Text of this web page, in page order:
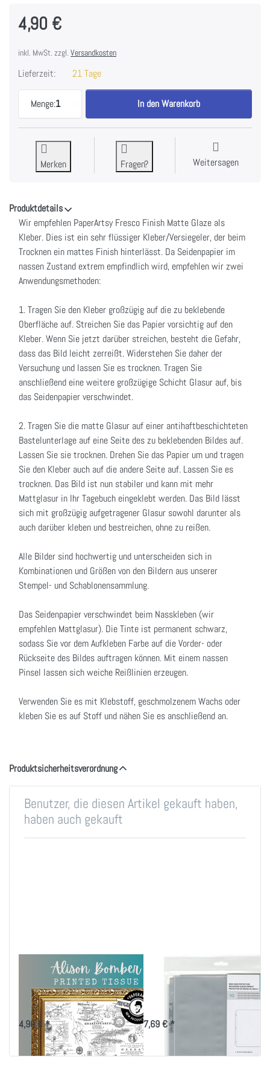
4,90 €
inkl. MwSt. zzgl. Versandkosten
Lieferzeit: 21 Tage
Menge:1
PaperArtsy Printed Tissue - Script zu 4,90 €,
In den Warenkorb
Merken Fragen? Weitersagen
Produktdetails
Wir empfehlen PaperArtsy Fresco Finish Matte Glaze als
Kleber. Dies ist ein sehr flüssiger Kleber/Versiegeler, der beim
Trocknen ein mattes Finish hinterlässt. Da Seidenpapier im
nassen Zustand extrem empfindlich wird, empfehlen wir zwei
Anwendungsmethoden:
1. Tragen Sie den Kleber großzügig auf die zu beklebende
Oberfläche auf. Streichen Sie das Papier vorsichtig auf den
Kleber. Wenn Sie jetzt darüber streichen, besteht die Gefahr,
dass das Bild leicht zerreißt. Widerstehen Sie daher der
Versuchung und lassen Sie es trocknen. Tragen Sie
anschließend eine weitere großzügige Schicht Glasur auf, bis
das Seidenpapier verschwindet.
2. Tragen Sie die matte Glasur auf einer antihaftbeschichteten
Bastelunterlage auf eine Seite des zu beklebenden Bildes auf.
Lassen Sie sie trocknen. Drehen Sie das Papier um und tragen
Sie den Kleber auch auf die andere Seite auf. Lassen Sie es
trocknen. Das Bild ist nun stabiler und kann mit mehr
Mattglasur in Ihr Tagebuch eingeklebt werden. Das Bild lässt
sich mit großzügig aufgetragener Glasur sowohl darunter als
auch darüber kleben und bestreichen, ohne zu reißen.
Alle Bilder sind hochwertig und unterscheiden sich in
Kombinationen und Größen von den Bildern aus unserer
Stempel- und Schablonensammlung.
Das Seidenpapier verschwindet beim Nasskleben (wir
empfehlen Mattglasur). Die Tinte ist permanent schwarz,
sodass Sie vor dem Aufkleben Farbe auf die Vorder- oder
Rückseite des Bildes auftragen können. Mit einem nassen
Pinsel lassen sich weiche Reißlinien erzeugen.
Verwenden Sie es mit Klebstoff, geschmolzenem Wachs oder
kleben Sie es auf Stoff und nähen Sie es anschließend an.
Produktsicherheitsverordnung
Benutzer, die diesen Artikel gekauft haben,
haben auch gekauft
PaperArtsy Printed
Tissue - Alison
Bomber
4,90 € *
We R Ring Photo
Sleeves 8.5"X11"
10/Pkg-Full Page
7,69 € *